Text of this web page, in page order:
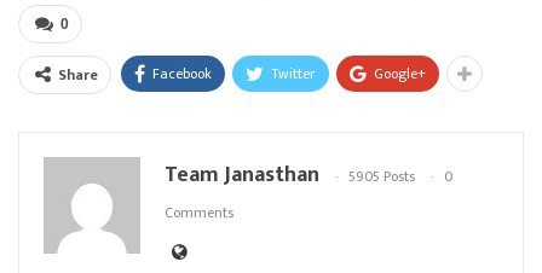
0
Share Facebook Twitter Google+
Team Janasthan 5905 Posts
0
Comments